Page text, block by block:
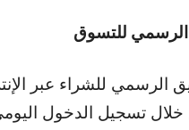
الرسمي للشراء عبر
خلال تسجيل الدخول